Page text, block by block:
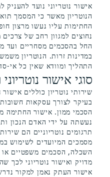
אישור נוטריוני נועד
הנוטריון מאשר כי המסמך
החתימות עליו נעשו מרצון
נחוצים למגוון רחב של
החל בהסכמים מסחריים ועד
במדינות זרות. הנוטריון
התהליך ומוודא שאין כל אי-
סוגי אישור
שירותי נוטריון כוללים
בעיקר לצורך עסקאות
הסכמי ממון. אישור
נעשתה על ידי האדם הנכון
תרגומים נוטריוניים הם
מסמכים המיועדים לשימוש
השכלה, הסכמים משפטיים או
מדויק ואישור נוטריוני לכך
אישור העתק נאמן למקור